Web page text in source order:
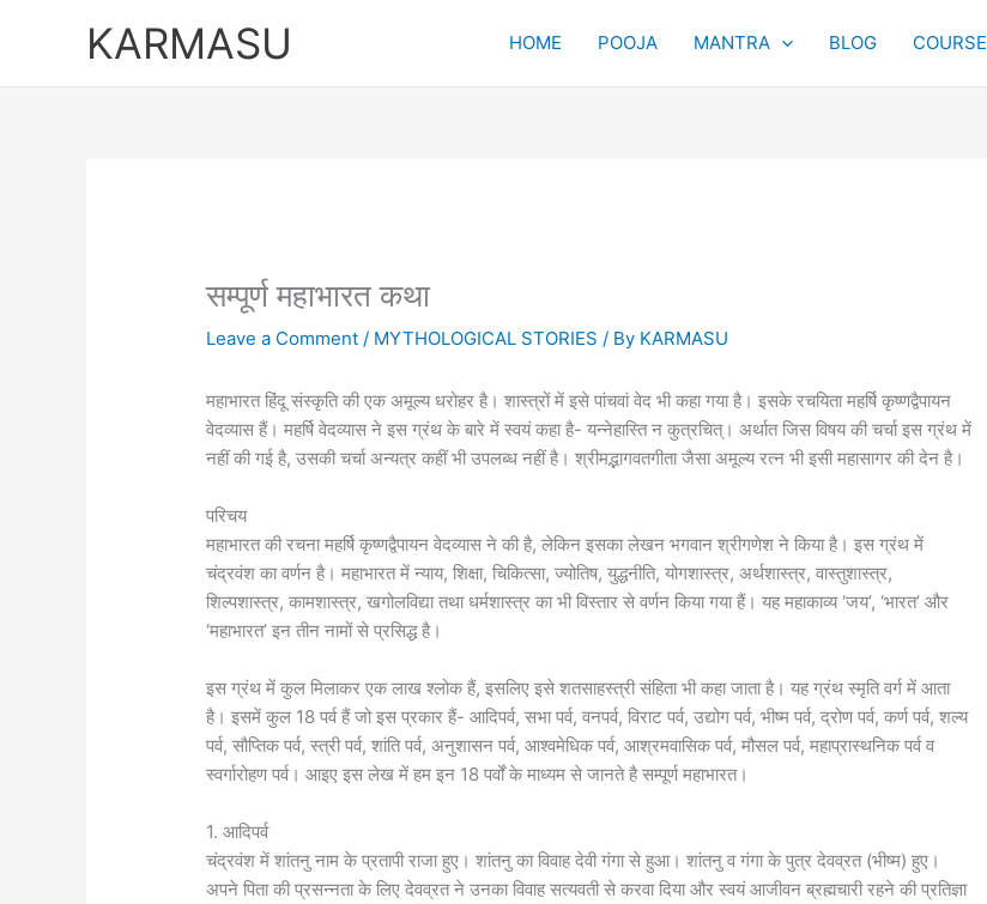
KARMASU HOME POOJA MANTRA BLOG COURSE
सम्पूर्ण महाभारत कथा
Leave a Comment / MYTHOLOGICAL STORIES / By KARMASU
महाभारत हिंदू संस्कृति की एक अमूल्य धरोहर है। शास्त्रों में इसे पांचवां वेद भी कहा गया है। इसके रचयिता महर्षि कृष्णद्वैपायन
वेदव्यास हैं। महर्षि वेदव्यास ने इस ग्रंथ के बारे में स्वयं कहा है- यन्नेहास्ति न कुत्रचित्। अर्थात जिस विषय की चर्चा इस ग्रंथ में
नहीं की गई है, उसकी चर्चा अन्यत्र कहीं भी उपलब्ध नहीं है। श्रीमद्भागवतगीता जैसा अमूल्य रत्न भी इसी महासागर की देन है।
परिचय
महाभारत की रचना महर्षि कृष्णद्वैपायन वेदव्यास ने की है, लेकिन इसका लेखन भगवान श्रीगणेश ने किया है। इस ग्रंथ में
चंद्रवंश का वर्णन है। महाभारत में न्याय, शिक्षा, चिकित्सा, ज्योतिष, युद्धनीति, योगशास्त्र, अर्थशास्त्र, वास्तुशास्त्र,
शिल्पशास्त्र, कामशास्त्र, खगोलविद्या तथा धर्मशास्त्र का भी विस्तार से वर्णन किया गया हैं। यह महाकाव्य ‘जय’, ‘भारत’ और
‘महाभारत’ इन तीन नामों से प्रसिद्ध है।
इस ग्रंथ में कुल मिलाकर एक लाख श्लोक हैं, इसलिए इसे शतसाहस्त्री संहिता भी कहा जाता है। यह ग्रंथ स्मृति वर्ग में आता
है। इसमें कुल 18 पर्व हैं जो इस प्रकार हैं- आदिपर्व, सभा पर्व, वनपर्व, विराट पर्व, उद्योग पर्व, भीष्म पर्व, द्रोण पर्व, कर्ण पर्व, शल्य
पर्व, सौप्तिक पर्व, स्त्री पर्व, शांति पर्व, अनुशासन पर्व, आश्वमेधिक पर्व, आश्रमवासिक पर्व, मौसल पर्व, महाप्रास्थनिक पर्व व
स्वर्गारोहण पर्व। आइए इस लेख में हम इन 18 पर्वों के माध्यम से जानते है सम्पूर्ण महाभारत।
1. आदिपर्व
चंद्रवंश में शांतनु नाम के प्रतापी राजा हुए। शांतनु का विवाह देवी गंगा से हुआ। शांतनु व गंगा के पुत्र देवव्रत (भीष्म) हुए।
अपने पिता की प्रसन्नता के लिए देवव्रत ने उनका विवाह सत्यवती से करवा दिया और स्वयं आजीवन ब्रह्मचारी रहने की प्रतिज्ञा